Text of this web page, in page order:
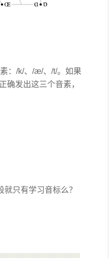
：/k/、/æ/、/t/。如果
确发出这三个音素，
只有学习音标么？